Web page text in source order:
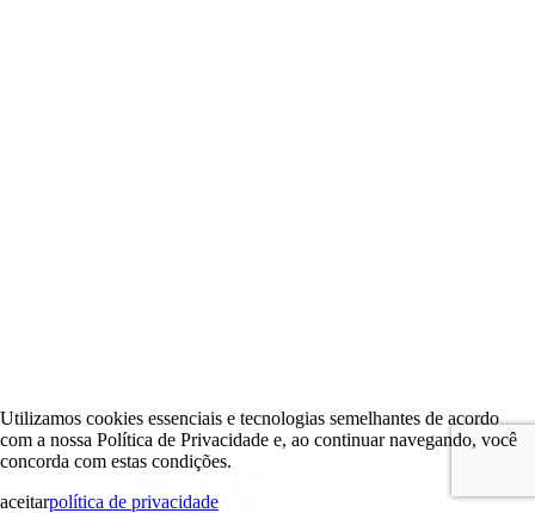
Utilizamos cookies essenciais e tecnologias semelhantes de acordo
com a nossa Política de Privacidade e, ao continuar navegando, você
concorda com estas condições.
aceitarpolítica de privacidade